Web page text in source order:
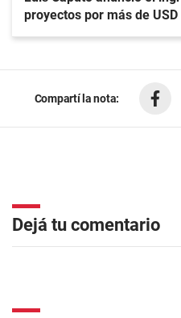
proyectos por más de
Compartí la nota:
Dejá tu comentario